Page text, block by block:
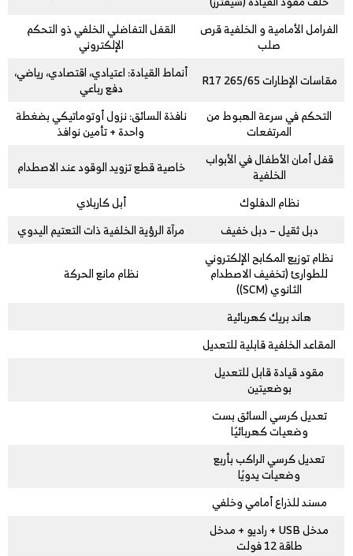
الفرامل الأمامية و الخلفية قرص
صلب
القفل التفاضلي الخلفي ذو التحكم
الإلكتروني
مقاسات الإطارات 265/65 R17
أنماط القيادة: اعتيادي، اقتصادي، رياضي،
دفع رباعي
التحكم في سرعة الهبوط من
المرتفعات
نافذة السائق: نزول أوتوماتيكي بضغطة
واحدة + تأمين نوافذ
قفل أمان الأطفال في الأبواب
الخلفية
خاصية قطع تزويد الوقود عند الاصطدام
نظام الدفلوك
أبل كاربلاي
دبل ثقيل – دبل خفيف
مرآة الرؤية الخلفية ذات التعتيم اليدوي
نظام توزيع المكابح الإلكتروني
للطوارئ (تخفيف الاصطدام
الثانوي (SCM))
نظام مانع الحركة
هاند بريك كهربائية
المقاعد الخلفية قابلية للتعديل
مقود قيادة قابل للتعديل
بوضعيتين
تعديل كرسي السائق بست
وضعيات كهربائيًا
تعديل كرسي الراكب بأربع
وضعيات يدويًا
مسند للذراع أمامي وخلفي
مدخل USB + راديو + مدخل
طاقة 12 فولت